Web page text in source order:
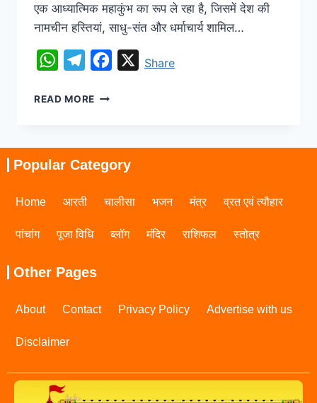
एक आध्यात्मिक महाकुंभ का रूप ले रहा है, जिसमें देश की
नामचीन हस्तियां, साधु-संत और धर्माचार्य शामिल…
WhatsAppTelegramFacebook
XShare
READ MORE
Popular Category
Home आरती चालीसा भजन मंत्र व्रत एवं त्यौहार
पांचांग पूजा विधि ब्लॉग मंदिर राशिफल स्तोत्र
Other Pages
About Contact Privacy Policy Advertise with us
Disclaimer